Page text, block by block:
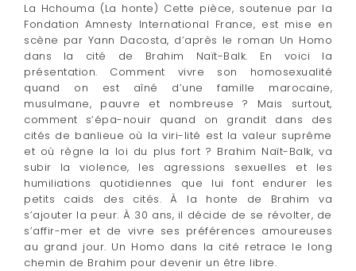
La Hchouma (La honte) Cette pièce, soutenue par la
Fondation Amnesty International France, est mise en
scène par Yann Dacosta, d’après le roman Un Homo
dans la cité de Brahim Naït-Balk. En voici la
présentation. Comment vivre son homosexualité
quand on est aîné d’une famille marocaine,
musulmane, pauvre et nombreuse ? Mais surtout,
comment s’épa-nouir quand on grandit dans des
cités de banlieue où la viri-lité est la valeur suprême
et où règne la loi du plus fort ? Brahim Naït-Balk, va
subir la violence, les agressions sexuelles et les
humiliations quotidiennes que lui font endurer les
petits caïds des cités. À la honte de Brahim va
s’ajouter la peur. À 30 ans, il décide de se révolter, de
s’affir-mer et de vivre ses préférences amoureuses
au grand jour. Un Homo dans la cité retrace le long
chemin de Brahim pour devenir un être libre.